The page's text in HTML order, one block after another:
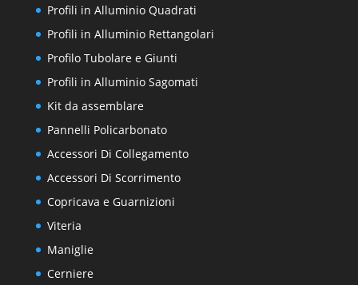
Profili in Alluminio Quadrati
Profili in Alluminio Rettangolari
Profilo Tubolare e Giunti
Profili in Alluminio Sagomati
Kit da assemblare
Pannelli Policarbonato
Accessori Di Collegamento
Accessori Di Scorrimento
Copricava e Guarnizioni
Viteria
Maniglie
Cerniere